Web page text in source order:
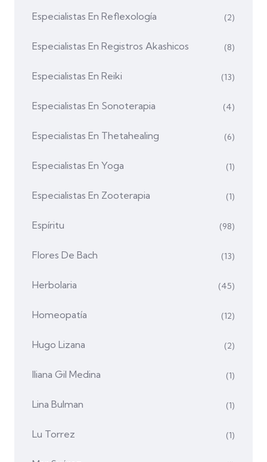
Especialistas En Reflexología (2)
Especialistas En Registros Akashicos (8)
Especialistas En Reiki (13)
Especialistas En Sonoterapia (4)
Especialistas En Thetahealing (6)
Especialistas En Yoga (1)
Especialistas En Zooterapia (1)
Espíritu (98)
Flores De Bach (13)
Herbolaria (45)
Homeopatía (12)
Hugo Lizana (2)
Iliana Gil Medina (1)
Lina Bulman (1)
Lu Torrez (1)